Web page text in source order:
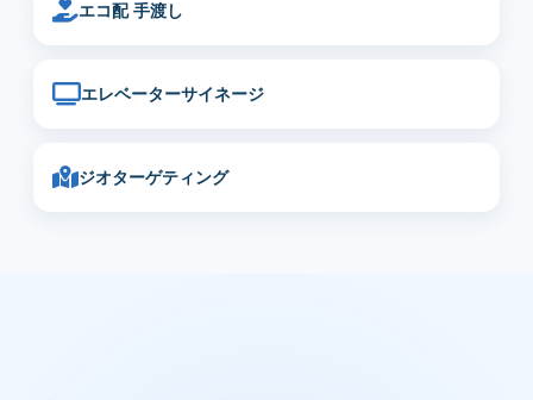
エコ配 手渡し
エレベーターサイネージ
ジオターゲティング